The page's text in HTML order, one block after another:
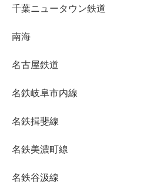
千葉ニュータウン鉄道
南海
名古屋鉄道
名鉄岐阜市内線
名鉄揖斐線
名鉄美濃町線
名鉄谷汲線